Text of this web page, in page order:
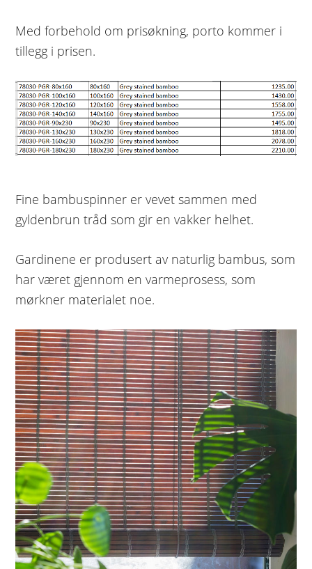
Med forbehold om prisøkning, porto kommer i
tillegg i prisen.
Fine bambuspinner er vevet sammen med
gyldenbrun tråd som gir en vakker helhet.
Gardinene er produsert av naturlig bambus, som
har været gjennom en varmeprosess, som
mørkner materialet noe.